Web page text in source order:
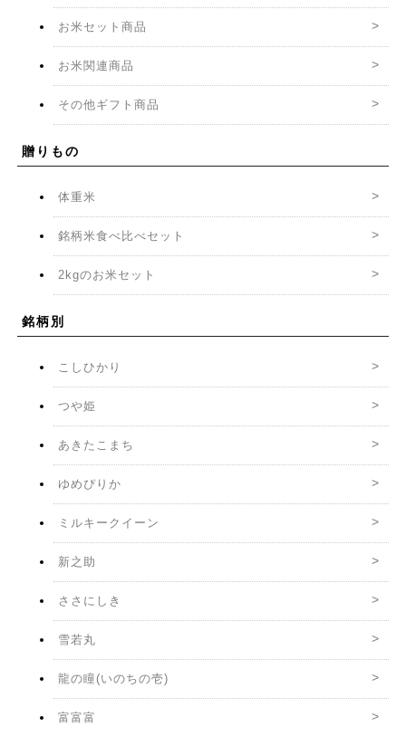
お米セット商品
お米関連商品
その他ギフト商品
贈りもの
体重米
銘柄米食べ比べセット
2kgのお米セット
銘柄別
こしひかり
つや姫
あきたこまち
ゆめぴりか
ミルキークイーン
新之助
ささにしき
雪若丸
龍の瞳(いのちの壱)
富富富